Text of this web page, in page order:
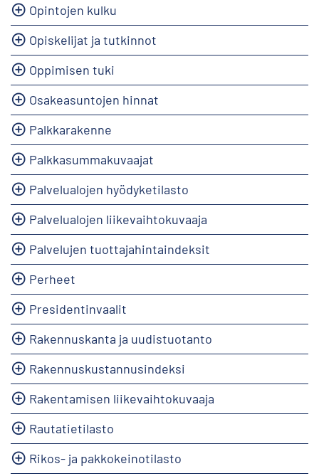
Opintojen kulku
Opiskelijat ja tutkinnot
Oppimisen tuki
Osakeasuntojen hinnat
Palkkarakenne
Palkkasummakuvaajat
Palvelualojen hyödyketilasto
Palvelualojen liikevaihtokuvaaja
Palvelujen tuottajahintaindeksit
Perheet
Presidentinvaalit
Rakennuskanta ja uudistuotanto
Rakennuskustannusindeksi
Rakentamisen liikevaihtokuvaaja
Rautatietilasto
Rikos- ja pakkokeinotilasto